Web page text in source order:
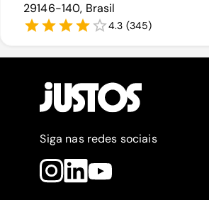
29146-140, Brasil
4.3 (345)
Siga nas redes sociais